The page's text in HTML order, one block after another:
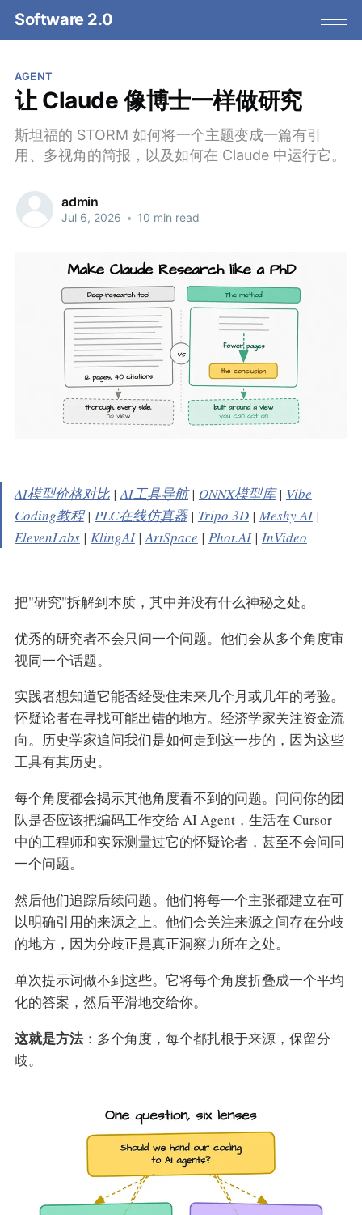
Software 2.0
AGENT
让 Claude 像博士一样做研究
斯坦福的 STORM 如何将一个主题变成一篇有引
用、多视角的简报，以及如何在 Claude 中运行它。
admin
Jul 6, 2026 • 10 min read
AI模型价格对比|AI工具导航| ONNX模型库| Vibe
Coding教程| PLC在线仿真器| Tripo 3D| Meshy AI|
ElevenLabs| KlingAI|ArtSpace | Phot.AI| InVideo
把"研究"拆解到本质，其中并没有什么神秘之处。
优秀的研究者不会只问一个问题。他们会从多个角度审
视同一个话题。
实践者想知道它能否经受住未来几个月或几年的考验。
怀疑论者在寻找可能出错的地方。经济学家关注资金流
向。历史学家追问我们是如何走到这一步的，因为这些
工具有其历史。
每个角度都会揭示其他角度看不到的问题。问问你的团
队是否应该把编码工作交给 AI Agent，生活在 Cursor
中的工程师和实际测量过它的怀疑论者，甚至不会问同
一个问题。
然后他们追踪后续问题。他们将每一个主张都建立在可
以明确引用的来源之上。他们会关注来源之间存在分歧
的地方，因为分歧正是真正洞察力所在之处。
单次提示词做不到这些。它将每个角度折叠成一个平均
化的答案，然后平滑地交给你。
这就是方法：多个角度，每个都扎根于来源，保留分
歧。